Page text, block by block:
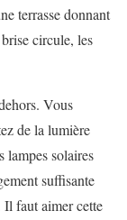
terrasse donnant
circule, les
Vous
de la lumière
lampes solaires
suffisante
Il faut aimer cette